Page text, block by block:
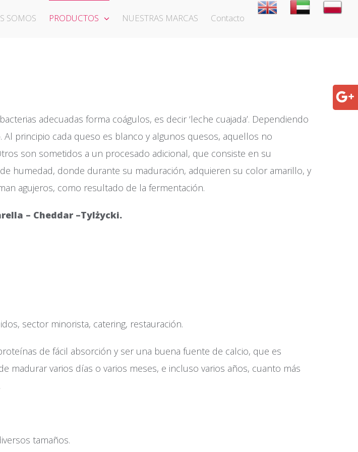
SOMOS PRODUCTOS NUESTRAS MARCAS Contacto
adecuadas forma coágulos, es decir ‘leche cuajada’. Dependiendo
principio cada queso es blanco y algunos quesos, aquellos no
son sometidos a un procesado adicional, que consiste en su
humedad, donde durante su maduración, adquieren su color amarillo, y
agujeros, como resultado de la fermentación.
– Cheddar –Tylżycki.
sector minorista, catering, restauración.
de fácil absorción y ser una buena fuente de calcio, que es
varios días o varios meses, e incluso varios años, cuanto más
tamaños.